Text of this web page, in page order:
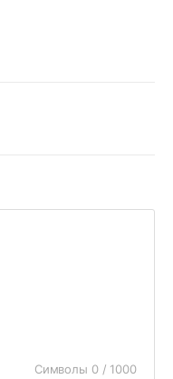
Символы 0 / 1000